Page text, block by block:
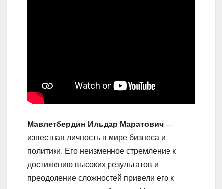
Мавлетбердин Ильдар Маратович —
известная личность в мире бизнеса и
политики. Его неизменное стремление к
достижению высоких результатов и
преодоление сложностей привели его к